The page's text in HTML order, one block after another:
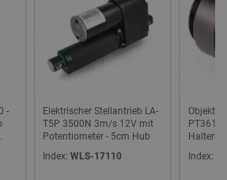
-
Elektrischer Stellantrieb LA-
T5P 3500N 3m/s 12V mit
Potentiometer - 5cm Hub
Index: WLS-17110
Objektiv
Index:
Cookies ermöglichen
und die Kontoverwaltung.